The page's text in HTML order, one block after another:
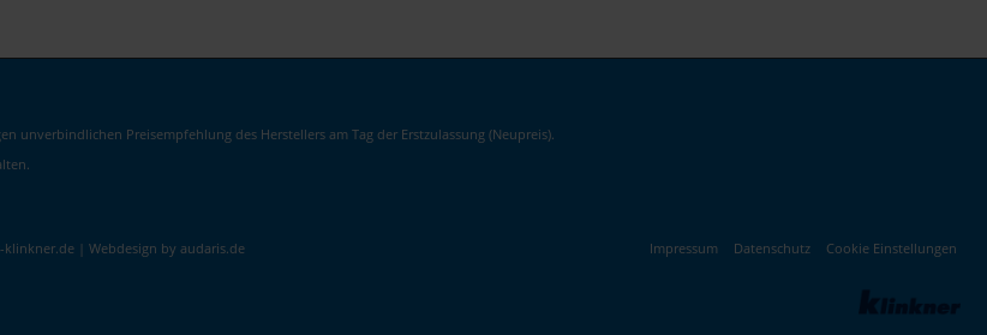
unverbindlichen Preisempfehlung des Herstellers am Tag der Erstzulassung (Neupreis).
Impressum Datenschutz Cookie Einstellungen
klinkner.de | Webdesign by audaris.de